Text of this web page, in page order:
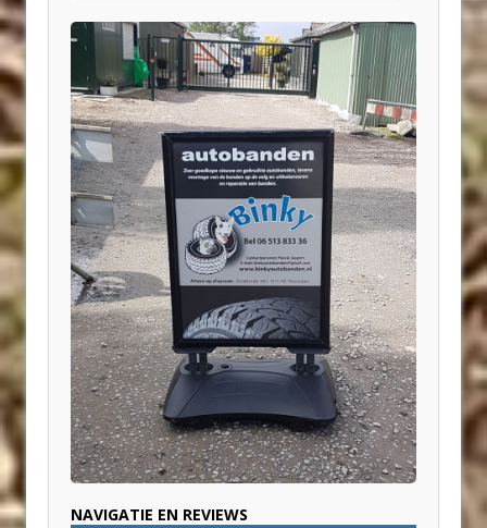
NAVIGATIE EN REVIEWS